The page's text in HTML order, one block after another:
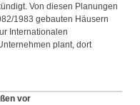
Von diesen Planungen
1983 gebauten Häusern
Internationalen
plant, dort
vor